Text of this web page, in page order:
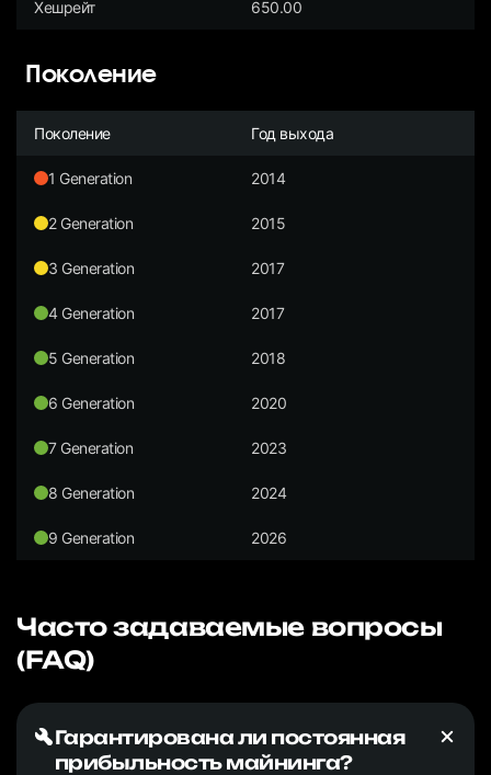
Хешрейт 650.00
Поколение
Поколение Год выхода
1 Generation 2014
2 Generation 2015
3 Generation 2017
4 Generation 2017
5 Generation 2018
6 Generation 2020
7 Generation 2023
8 Generation 2024
9 Generation 2026
Часто задаваемые вопросы
(FAQ)
Гарантирована ли постоянная
прибыльность майнинга?